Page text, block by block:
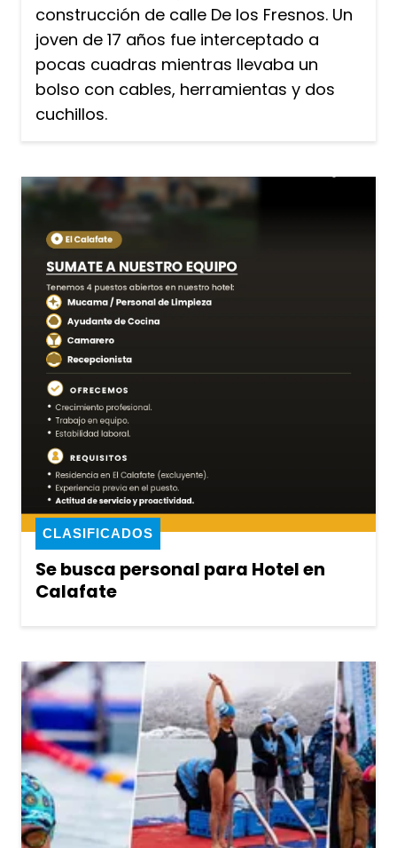
construcción de calle De los Fresnos. Un
joven de 17 años fue interceptado a
pocas cuadras mientras llevaba un
bolso con cables, herramientas y dos
cuchillos.
Se busca personal para Hotel en
Calafate
CLASIFICADOS